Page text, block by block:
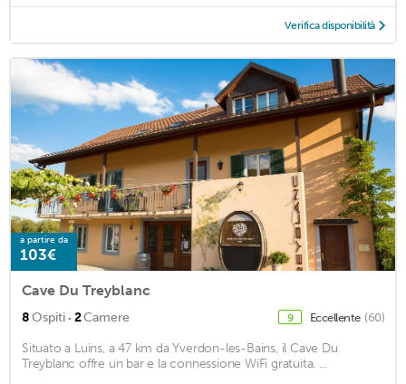
Verifica disponibilità
a partire da
103€
Cave Du Treyblanc
8Ospiti · 2Camere 9 Eccellente (60)
Situato a Luins, a 47 km da Yverdon-les-Bains, il Cave Du
Treyblanc offre un bar e la connessione WiFi gratuita. ...